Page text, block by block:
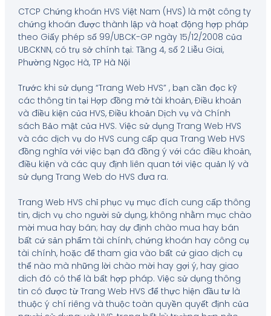
CTCP Chứng khoán HVS Việt Nam (HVS) là một công ty
chứng khoán được thành lập và hoạt động hợp pháp
theo Giấy phép số 99/UBCK-GP ngày 15/12/2008 của
UBCKNN, có trụ sở chính tại: Tầng 4, số 2 Liễu Giai,
Phường Ngọc Hà, TP Hà Nội
Trước khi sử dụng “Trang Web HVS” , bạn cần đọc kỹ
các thông tin tại Hợp đồng mở tài khoản, Điều khoản
và điều kiện của HVS, Điều khoản Dịch vụ và Chính
sách Bảo mật của HVS. Việc sử dụng Trang Web HVS
và các dịch vụ do HVS cung cấp qua Trang Web HVS
đồng nghĩa với việc bạn đã đồng ý với các điều khoản,
điều kiện và các quy định liên quan tới việc quản lý và
sử dụng Trang Web do HVS đưa ra.
Trang Web HVS chỉ phục vụ mục đích cung cấp thông
tin, dịch vụ cho người sử dụng, không nhằm mục chào
mời mua hay bán; hay dự định chào mua hay bán
bất cứ sản phẩm tài chính, chứng khoán hay công cụ
tài chính, hoặc để tham gia vào bất cứ giao dịch cụ
thể nào mà những lời chào mời hay gợi ý, hay giao
dich đó có thể là bất hợp pháp. Việc sử dụng thông
tin có được từ Trang Web HVS để thực hiện đầu tư là
thuộc ý chí riêng và thuộc toàn quyền quyết định của